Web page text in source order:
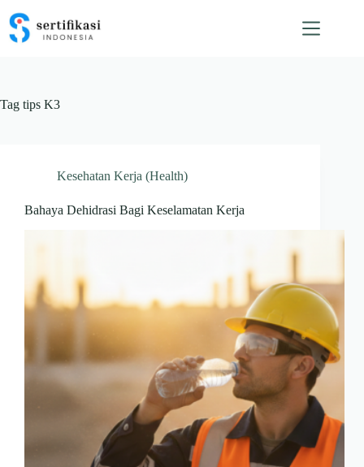
content
Tag tips K3
Kesehatan Kerja (Health)
Bahaya Dehidrasi Bagi Keselamatan Kerja